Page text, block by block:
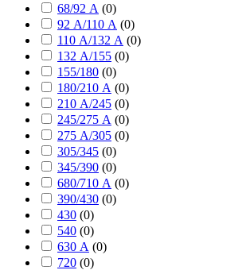
68/92 А (0)
92 А/110 А (0)
110 А/132 А (0)
132 А/155 (0)
155/180 (0)
180/210 А (0)
210 А/245 (0)
245/275 А (0)
275 А/305 (0)
305/345 (0)
345/390 (0)
680/710 А (0)
390/430 (0)
430 (0)
540 (0)
630 А (0)
720 (0)